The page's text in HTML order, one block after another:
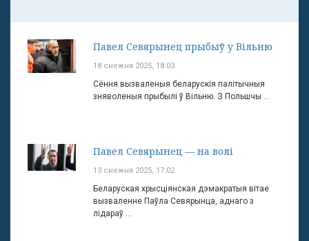
Павел Севярынец прыбыў у Вільню
18 снежня 2025, 18:03
Сёння вызваленыя беларускія палітычныя
зняволеныя прыбылі ў Вільню. З Польшчы ...
Павел Севярынец — на волі
13 снежня 2025, 17:02
Беларуская хрысціянская дэмакратыя вітае
вызваленне Паўла Севярынца, аднаго з
лідараў ...